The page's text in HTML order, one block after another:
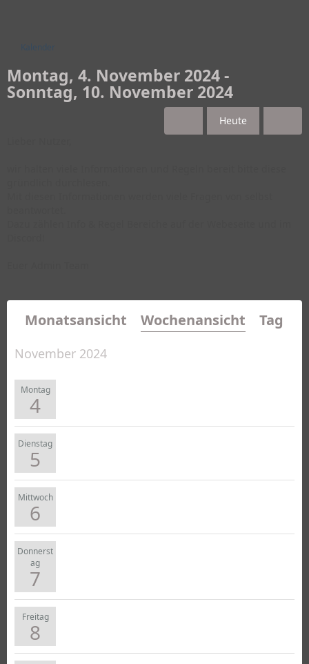
Kalender
Montag, 4. November 2024 -
Sonntag, 10. November 2024
Heute
Monatsansicht Wochenansicht
November 2024
Montag
4
Dienstag
5
Mittwoch
6
Donnerst
ag
7
Freitag
8